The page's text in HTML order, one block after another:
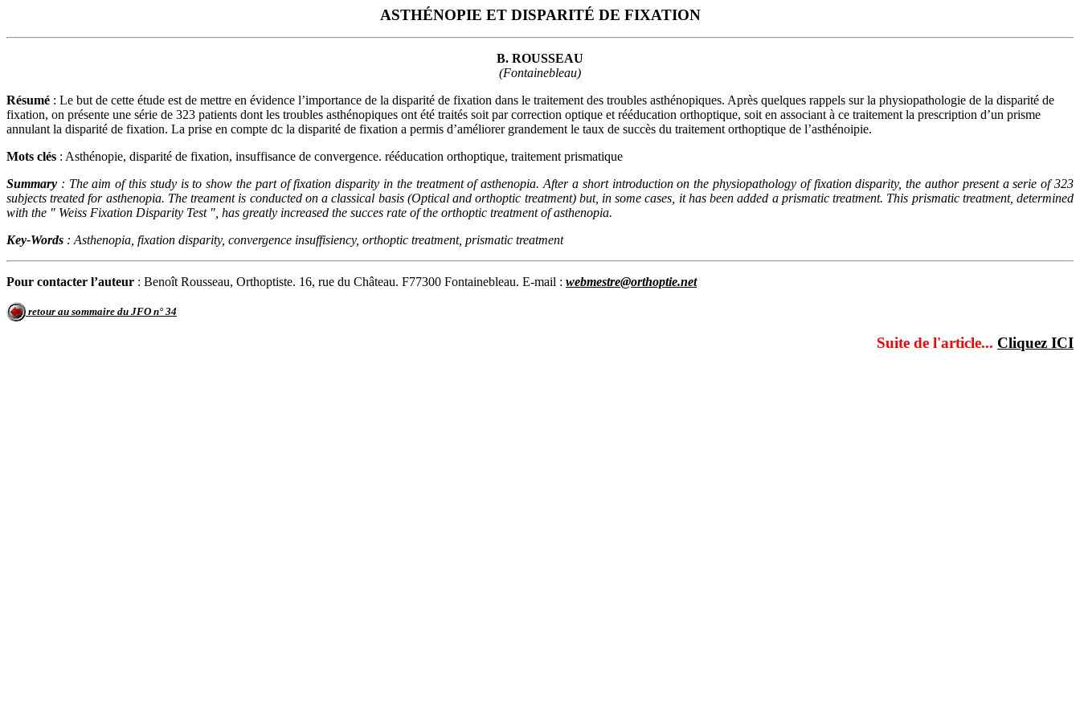
ASTHÉNOPIE ET DISPARITÉ DE FIXATION
B. ROUSSEAU
(Fontainebleau)
Résumé : Le but de cette étude est de mettre en évidence l’importance de la disparité de fixation dans le traitement des troubles asthénopiques. Après quelques rappels sur la physiopathologie de la disparité de
fixation, on présente une série de 323 patients dont les troubles asthénopiques ont été traités soit par correction optique et rééducation orthoptique, soit en associant à ce traitement la prescription d’un prisme
annulant la disparité de fixation. La prise en compte dc la disparité de fixation a permis d’améliorer grandement le taux de succès du traitement orthoptique de l’asthénoipie.
Mots clés : Asthénopie, disparité de fixation, insuffisance de convergence. rééducation orthoptique, traitement prismatique
Summary : The aim of this study is to show the part of fixation disparity in the treatment of asthenopia. After a short introduction on the physiopathology of fixation disparity, the author present a serie of 323
subjects treated for asthenopia. The treament is conducted on a classical basis (Optical and orthoptic treatment) but, in some cases, it has been added a prismatic treatment. This prismatic treatment, determined
with the " Weiss Fixation Disparity Test ", has greatly increased the succes rate of the orthoptic treatment of asthenopia.
Key-Words : Asthenopia, fixation disparity, convergence insuffisiency, orthoptic treatment, prismatic treatment
Pour contacter l’auteur : Benoît Rousseau, Orthoptiste. 16, rue du Château. F77300 Fontainebleau. E-mail : webmestre@orthoptie.net
retour au sommaire du JFO n° 34
Suite de l'article... Cliquez ICI